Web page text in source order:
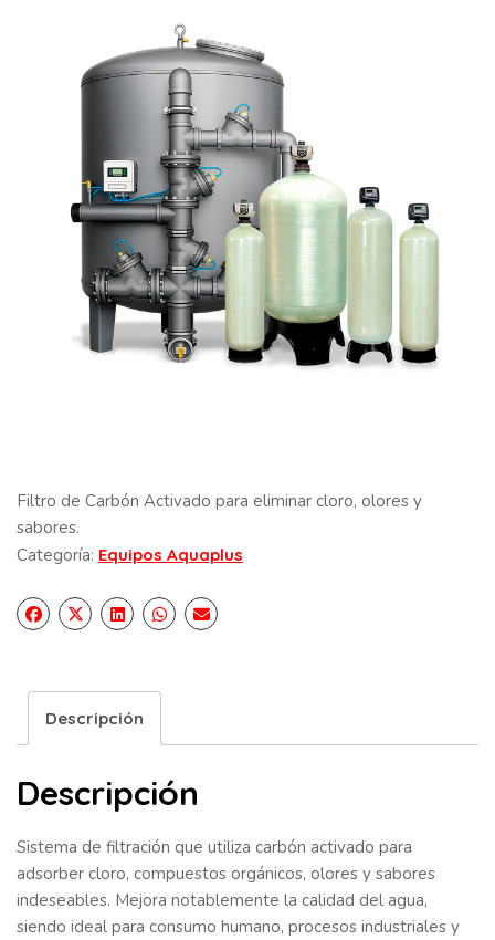
Filtro de Carbón Activado para eliminar cloro, olores y
sabores.
Categoría: Equipos Aquaplus
Descripción
Descripción
Sistema de filtración que utiliza carbón activado para
adsorber cloro, compuestos orgánicos, olores y sabores
indeseables. Mejora notablemente la calidad del agua,
siendo ideal para consumo humano, procesos industriales y